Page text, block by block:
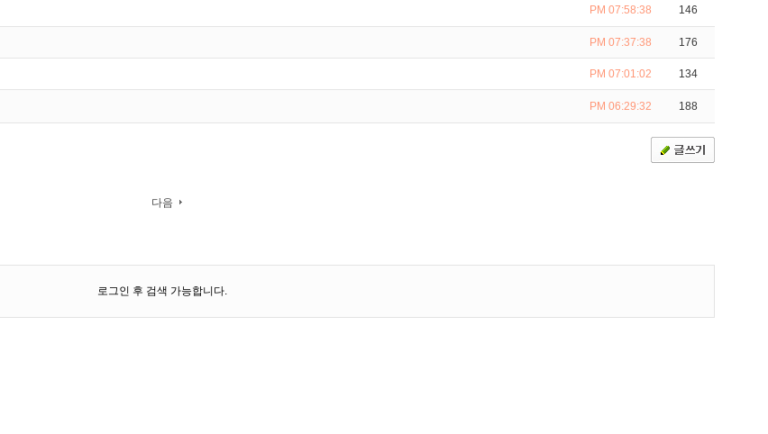
PM 07:58:38 146
PM 07:37:38 176
PM 07:01:02 134
PM 06:29:32 188
다음
로그인 후 검색 가능합니다.